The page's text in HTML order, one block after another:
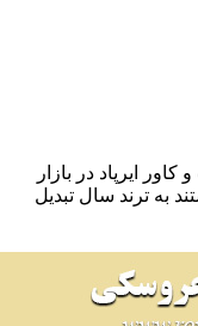
در بازار
سال تبدیل